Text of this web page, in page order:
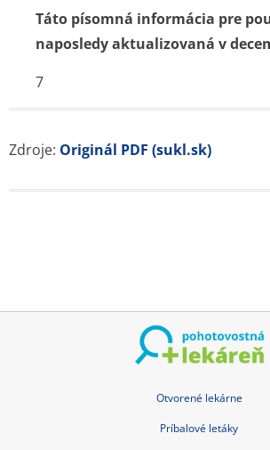
Táto písomná informácia pre
naposledy aktualizovaná v
7
Zdroje: Originál PDF (sukl.sk)
Otvorené lekárne
Príbalové letáky